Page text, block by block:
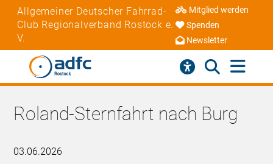
Allgemeiner Deutscher Fahrrad-
Club Regionalverband Rostock e.
V.
Mitglied werden
Spenden
Newsletter
Roland-Sternfahrt nach Burg
03.06.2026